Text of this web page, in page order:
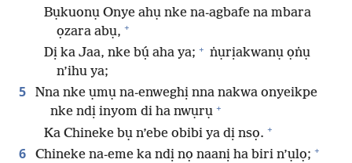
Bụkuonụ Onye ahụ nke na-agbafe na mbara
ọzara abụ, +
Dị ka Jaa, nke bụ́ aha ya; + ṅụrịakwanụ ọṅụ
n’ihu ya;
5
Nna nke ụmụ na-enweghị nna nakwa onyeikpe
nke ndị inyom di ha nwụrụ +
Ka Chineke bụ n’ebe obibi ya dị nsọ. +
6 Chineke na-eme ka ndị nọ naanị ha biri n’ụlọ; +